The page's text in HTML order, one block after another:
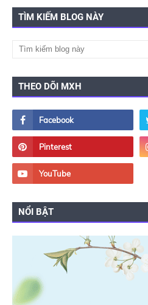
TÌM KIẾM BLOG NÀY
THEO DÕI MXH
NỔI BẬT